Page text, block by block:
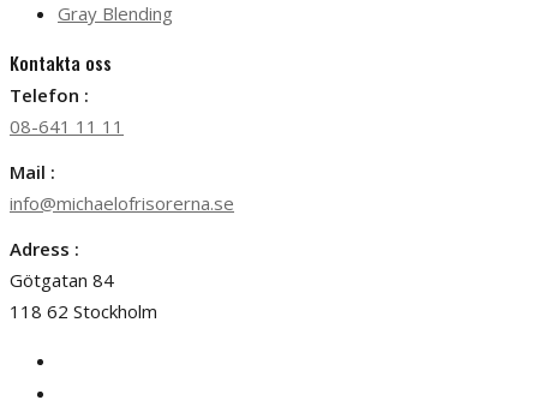
Gray Blending
Kontakta oss
Telefon :
08-641 11 11
Mail :
info@michaelofrisorerna.se
Adress :
Götgatan 84
118 62 Stockholm